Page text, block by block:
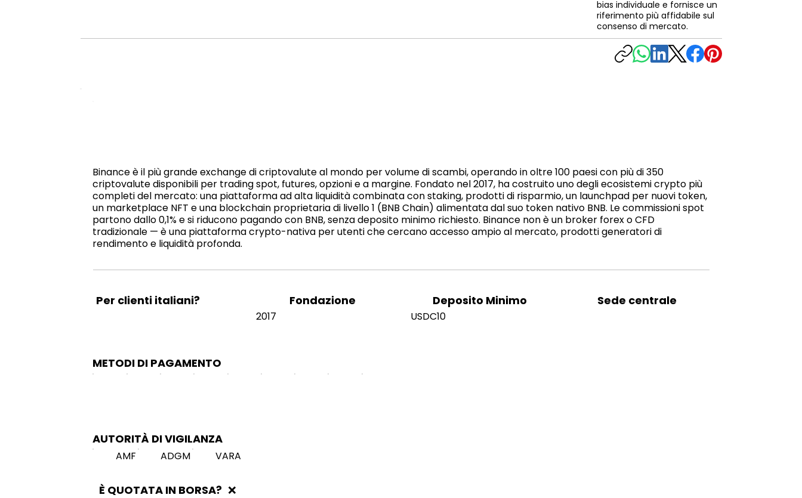
bias individuale e fornisce un
riferimento più affidabile sul
consenso di mercato.
Binance è il più grande exchange di criptovalute al mondo per volume di scambi, operando in oltre 100 paesi con più di 350
criptovalute disponibili per trading spot, futures, opzioni e a margine. Fondato nel 2017, ha costruito uno degli ecosistemi crypto più
completi del mercato: una piattaforma ad alta liquidità combinata con staking, prodotti di risparmio, un launchpad per nuovi token,
un marketplace NFT e una blockchain proprietaria di livello 1 (BNB Chain) alimentata dal suo token nativo BNB. Le commissioni spot
partono dallo 0,1% e si riducono pagando con BNB, senza deposito minimo richiesto. Binance non è un broker forex o CFD
tradizionale — è una piattaforma crypto-nativa per utenti che cercano accesso ampio al mercato, prodotti generatori di
rendimento e liquidità profonda.
Per clienti italiani? Fondazione
2017
Deposito Minimo
USDC10
Sede centrale
METODI DI PAGAMENTO
AUTORITÀ DI VIGILANZA
AMF ADGM VARA
È QUOTATA IN BORSA? ❌